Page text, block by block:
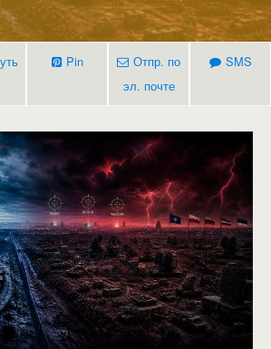
Pin
Отпр. по
эл. почте
SMS